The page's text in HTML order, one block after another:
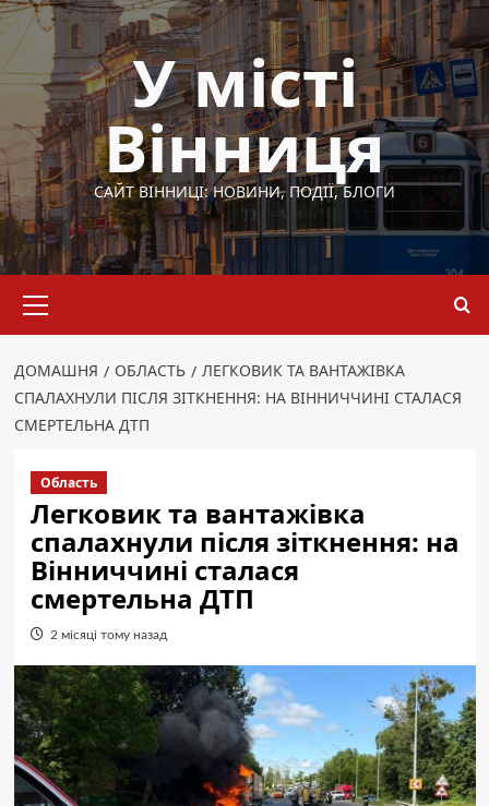
Перейти
до
вмісту
У місті
Вінниця
САЙТ ВІННИЦІ: НОВИНИ, ПОДІЇ, БЛОГИ
меню
ДОМАШНЯ ОБЛАСТЬ
ЛЕГКОВИК ТА ВАНТАЖІВКА
СПАЛАХНУЛИ ПІСЛЯ ЗІТКНЕННЯ: НА ВІННИЧЧИНІ СТАЛАСЯ
СМЕРТЕЛЬНА ДТП
Область
Легковик та вантажівка
спалахнули після зіткнення: на
Вінниччині сталася
смертельна ДТП
2 місяці тому назад